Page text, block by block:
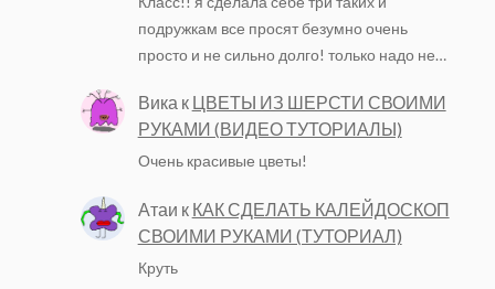
подружкам все просят безумно очень
просто и не сильно долго! только надо не…
Вика к ЦВЕТЫ ИЗ ШЕРСТИ СВОИМИ
РУКАМИ (ВИДЕО ТУТОРИАЛЫ)
Очень красивые цветы!
Атаи к КАК СДЕЛАТЬ КАЛЕЙДОСКОП
СВОИМИ РУКАМИ (ТУТОРИАЛ)
Круть